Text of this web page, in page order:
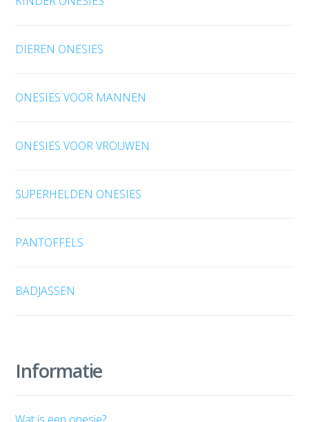
DIEREN ONESIES
ONESIES VOOR MANNEN
ONESIES VOOR VROUWEN
SUPERHELDEN ONESIES
PANTOFFELS
BADJASSEN
Informatie